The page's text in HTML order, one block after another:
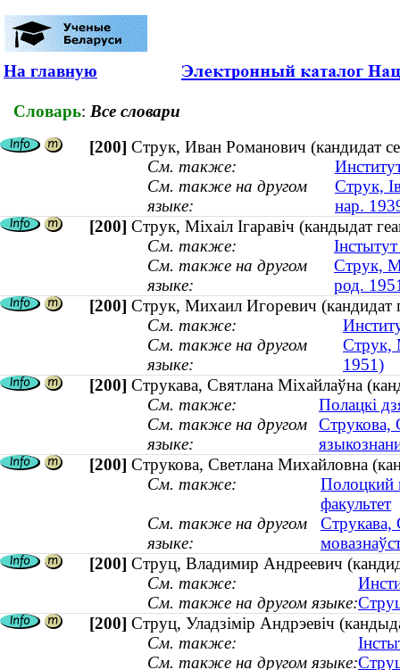
На главную
Словарь: Все словари
[200] Струк, Иван Романович (кандидат
См. также:
См. также на другом
языке:
Струк,
нар.
[200] Струк, Міхаіл Ігаравіч (кандыдат
См. также:
См. также на другом
языке:
Струк,
род.
[200] Струк, Михаил Игоревич (кандидат
См. также:
См. также на другом
языке:
Струк,
1951)
[200] Струкава, Святлана Міхайлаўна
См. также:
Полацкі
См. также на другом
языке:
Струкова,
[200] Струкова, Светлана Михайловна
См. также:
Полоцкий
факультет
См. также на другом
языке:
Струкава,
[200] Струц, Владимир Андреевич
См. также:
См. также на другом языке:
[200] Струц, Уладзімір Андрэевіч
См. также:
См. также на другом языке: